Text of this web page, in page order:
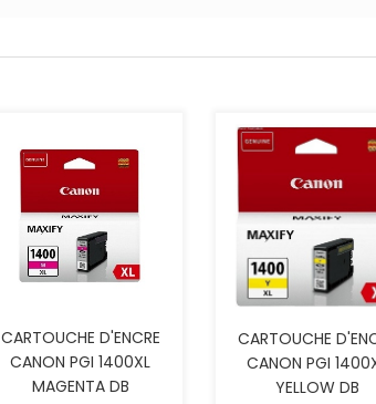
CARTOUCHE D'ENCRE
CANON PGI 1400XL
MAGENTA DB
CARTOUCHE
CANON PGI
YELLOW DB